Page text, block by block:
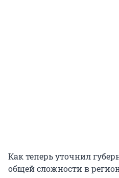
Как теперь уточнил
общей сложности в